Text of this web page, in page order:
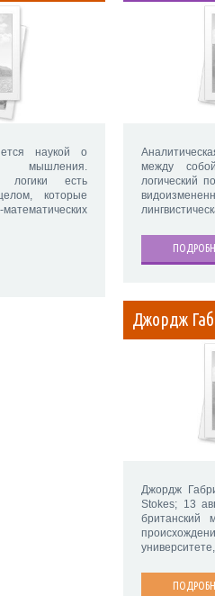
наукой о
мышления.
логики есть
которые
между
логический
Джордж
Джордж
Stokes; 13
британский